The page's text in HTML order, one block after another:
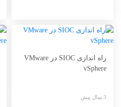
راه اندازی SIOC در VMware
vSphere